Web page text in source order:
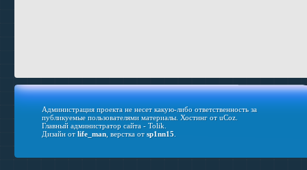
Администрация проекта не несет какую-либо ответственность за
публикуемые пользователями материалы. Хостинг отuCoz.
Главный администратор сайта - Tolik.
Дизайн отlife_man, верстка отsp1nn15.